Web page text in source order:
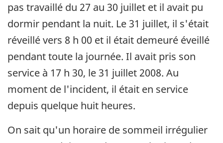
pas travaillé du 27 au 30 juillet et il avait pu
dormir pendant la nuit. Le 31 juillet, il s'était
réveillé vers 8 h 00 et il était demeuré éveillé
pendant toute la journée. Il avait pris son
service à 17 h 30, le 31 juillet 2008. Au
moment de l'incident, il était en service
depuis quelque huit heures.
On sait qu'un horaire de sommeil irrégulier